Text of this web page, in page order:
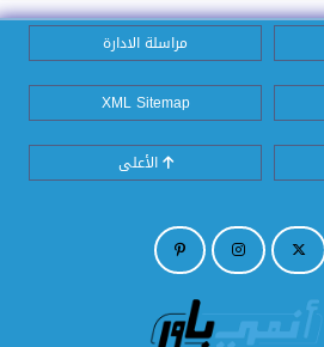
مراسلة الادارة
XML Sitemap
الأعلى